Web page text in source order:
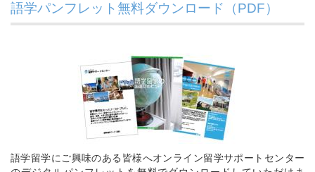
語学パンフレット無料ダウンロード（PDF）
語学留学にご興味のある皆様へオンライン留学サポートセンター